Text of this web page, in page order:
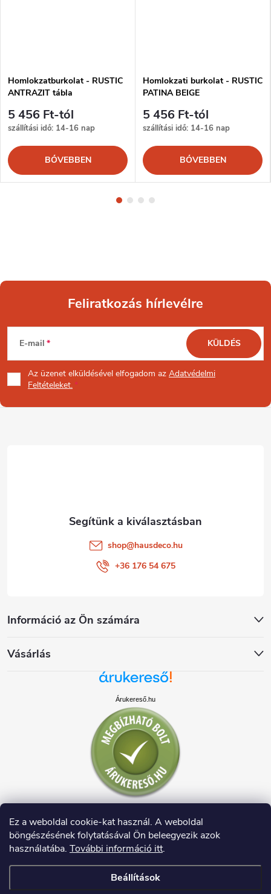
Ez a weboldal cookie-kat használ. A weboldal
böngészésének folytatásával Ön beleegyezik azok
használatába. További információ itt.
Beállítások
Homlokzatburkolat - RUSTIC
ANTRAZIT tábla
5 456 Ft-tól
szállítási idő: 14-16 nap
BŐVEBBEN
Homlokzati burkolat - RUSTIC
PATINA BEIGE
5 456 Ft-tól
szállítási idő: 14-16 nap
BŐVEBBEN
L
á
b
Feliratkozás hírlevélre
E-mail
Az üzenet elküldésével elfogadom az Adatvédelmi
Feltételeket.
KÜLDÉS
Információ az Ön számára
Vásárlás
shop@hausdeco.hu
+36 176 54 675
Árukereső.hu